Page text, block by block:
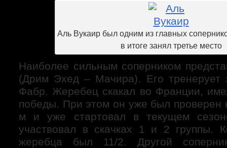
Аль Вукаир был одним из главных
в итоге занял третье место
Наиболее сильным соперником
(Дрим Эхед – Мачира). Его тренерует
Фабр. Жеребец скакал во Франции,
победы. При этом он уже был проверен
м и уже стартовал в текущем
участвовал в скачках 1 и 2 группы.
жеребца был 11/2. Другой